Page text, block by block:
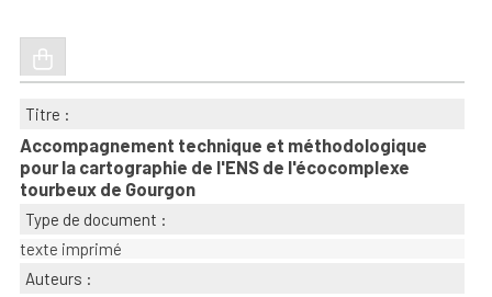
Titre :
Accompagnement technique et méthodologique
pour la cartographie de l'ENS de l'écocomplexe
tourbeux de Gourgon
Type de document :
texte imprimé
Auteurs :